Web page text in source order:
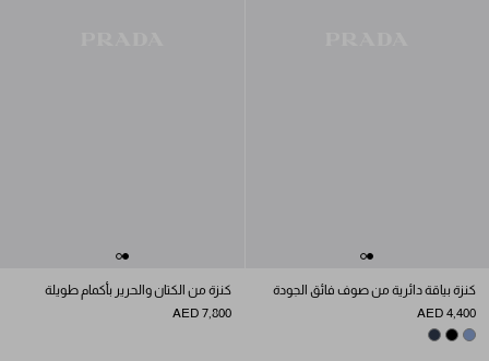
كنزة بياقة دائرية من صوف فائق الجودة
AED 4,400
AVIATOR BLUE
BLACK
NAVY
كنزة من الكتان والحرير بأكمام طويلة
AED 7,800